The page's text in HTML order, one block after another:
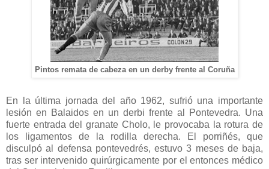
Pintos remata de cabeza en un derby frente al Coruña
En la última jornada del año 1962, sufrió una importante
lesión en Balaidos en un derbi frente al Pontevedra. Una
fuerte entrada del granate Cholo, le provocaba la rotura de
los ligamentos de la rodilla derecha. El porriñés, que
disculpó al defensa pontevedrés, estuvo 3 meses de baja,
tras ser intervenido quirúrgicamente por el entonces médico